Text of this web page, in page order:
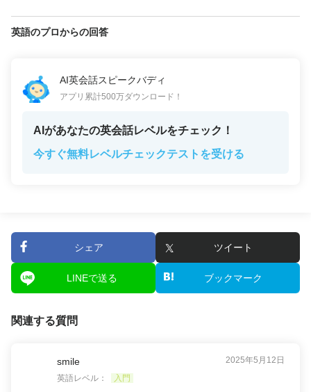
英語のプロからの回答
AI英会話スピークバディ
アプリ累計500万ダウンロード！
AIがあなたの英会話レベルをチェック！
今すぐ無料レベルチェックテストを受ける
シェア ツイート
LINEで送る ブックマーク
関連する質問
smile
2025年5月12日
英語レベル：
入門